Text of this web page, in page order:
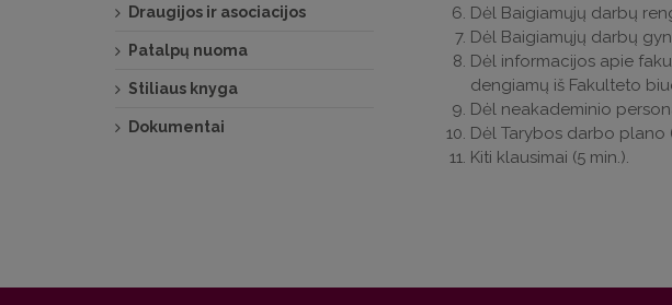
Dėl Baigiamųjų darbų
Dėl Baigiamųjų darbų
Dėl informacijos apie
dengiamų iš Fakulteto
Dėl neakademinio
Dėl Tarybos darbo plano
Kiti klausimai (5 min.).
Draugijos ir asociacijos
Patalpų nuoma
Stiliaus knyga
Dokumentai